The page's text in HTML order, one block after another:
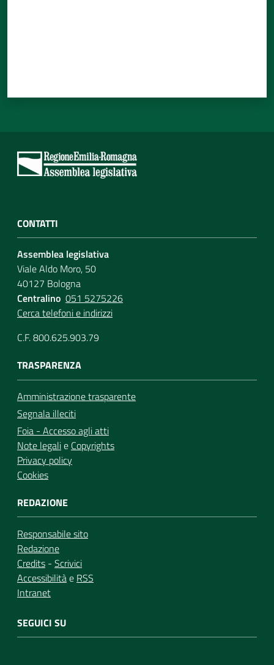
CONTATTI
Assemblea legislativa
Viale Aldo Moro, 50
40127 Bologna
Centralino 051 5275226
Cerca telefoni e indirizzi
C.F. 800.625.903.79
TRASPARENZA
Amministrazione trasparente
Segnala illeciti
Foia - Accesso agli atti
Note legalie Copyrights
Privacy policy
Cookies
REDAZIONE
Responsabile sito
Redazione
Credits - Scrivici
Accessibilitàe RSS
Intranet
SEGUICI SU